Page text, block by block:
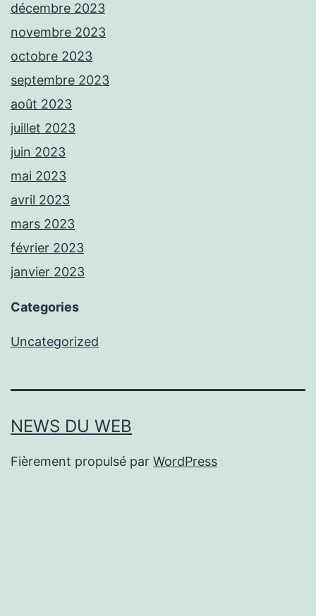
décembre 2023
novembre 2023
octobre 2023
septembre 2023
août 2023
juillet 2023
juin 2023
mai 2023
avril 2023
mars 2023
février 2023
janvier 2023
Categories
Uncategorized
NEWS DU WEB
Fièrement propulsé par WordPress